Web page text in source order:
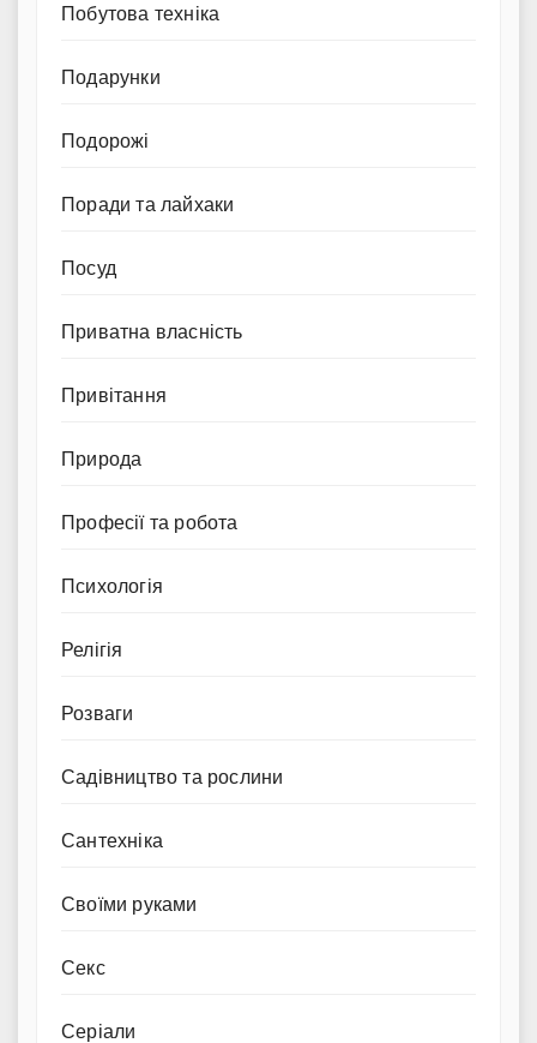
Побутова техніка
Подарунки
Подорожі
Поради та лайхаки
Посуд
Приватна власність
Привітання
Природа
Професії та робота
Психологія
Релігія
Розваги
Садівництво та рослини
Сантехніка
Своїми руками
Секс
Серіали